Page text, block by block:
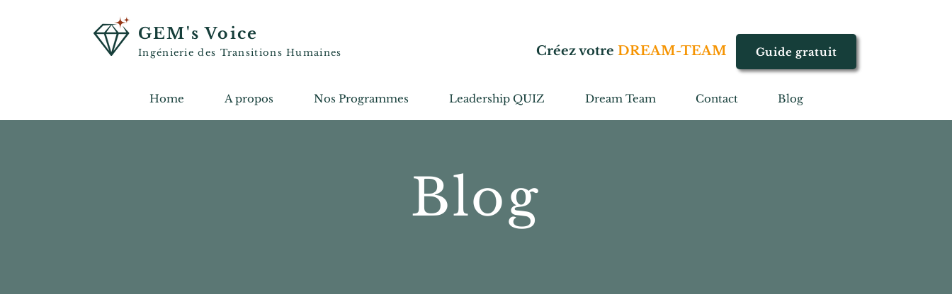
GEM's Voice
Ingénierie des Transitions Humaines Créez votre DREAM-TEAM Guide gratuit
Home A propos Nos Programmes Leadership QUIZ Dream Team Contact Blog
Blog